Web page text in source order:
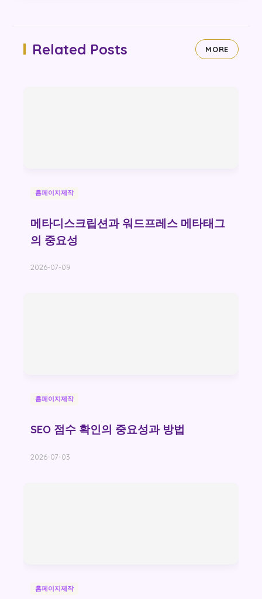
Related Posts MORE
홈페이지제작
메타디스크립션과 워드프레스 메타태그
의 중요성
2026-07-09
홈페이지제작
SEO 점수 확인의 중요성과 방법
2026-07-03
홈페이지제작